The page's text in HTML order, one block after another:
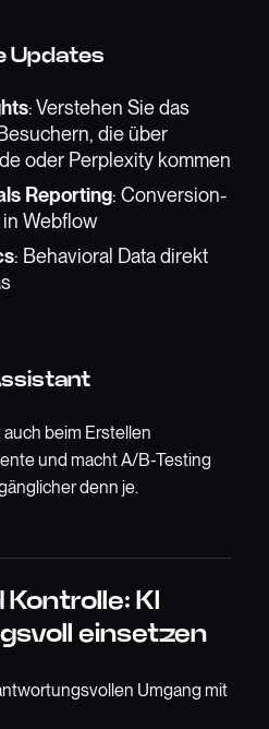
Updates
: Verstehen Sie das
die über
oder Perplexity kommen
Reporting: Conversion-
Webflow
: Behavioral Data direkt
beim Erstellen
und macht A/B-Testing
denn je.
KI
einsetzen
Umgang mit